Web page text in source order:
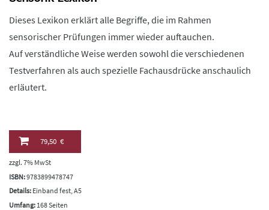
Dieses Lexikon erklärt alle Begriffe, die im Rahmen
sensorischer Prüfungen immer wieder auftauchen.
Auf verständliche Weise werden sowohl die verschiedenen
Testverfahren als auch spezielle Fachausdrücke anschaulich
erläutert.
79,50 €
zzgl. 7% MwSt
ISBN:9783899478747
Details: Einband fest, A5
Umfang: 168 Seiten